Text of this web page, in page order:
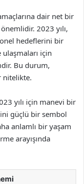
dair net bir
2023 yılı,
hedeflerini bir
için
Bu durum,
nitelikte.
yılı için manevi bir
güçlü bir sembol
anlamlı bir yaşam
arayışında